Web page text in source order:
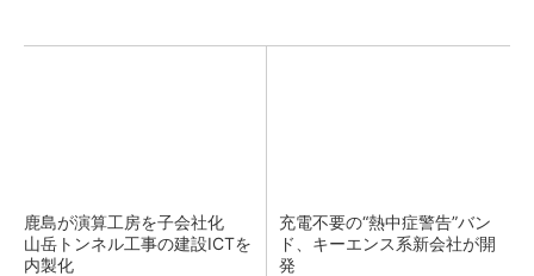
鹿島が演算工房を子会社化
山岳トンネル工事の建設ICTを
内製化
充電不要の“熱中症警告”バン
ド、キーエンス系新会社が開
発